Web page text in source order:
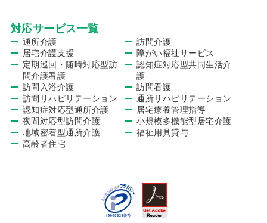
対応サービス一覧
通所介護
訪問介護
居宅介護支援
障がい福祉サービス
定期巡回・随時対応型訪
問介護看護
認知症対応型共同生活介
護
訪問入浴介護
訪問看護
訪問リハビリテーション
通所リハビリテーション
認知症対応型通所介護
居宅療養管理指導
夜間対応型訪問介護
小規模多機能型居宅介護
地域密着型通所介護
福祉用具貸与
高齢者住宅